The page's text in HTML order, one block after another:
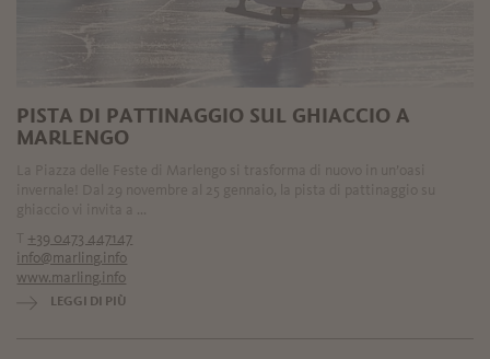
PISTA DI PATTINAGGIO SUL GHIACCIO A
MARLENGO
+39 0473 447147
info@marling.info
www.marling.info
LEGGI DI PIÙ